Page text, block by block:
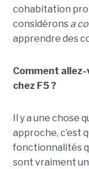
cohabitation
considérons a
apprendre des
Comment
chez F5 ?
Il y a une chose
approche, c’est
fonctionnalités
sont vraiment